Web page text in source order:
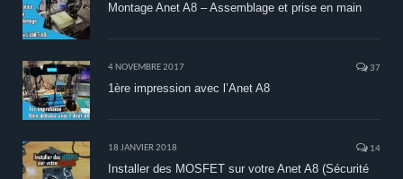
Montage Anet A8 – Assemblage et prise en main
4 NOVEMBRE 2017 37
1ère impression avec l’Anet A8
18 JANVIER 2018 14
Installer des MOSFET sur votre Anet A8 (Sécurité